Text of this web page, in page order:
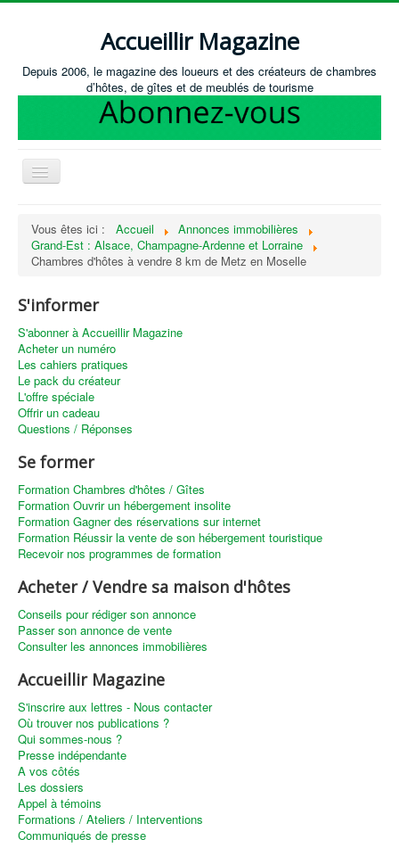
Accueillir Magazine
Depuis 2006, le magazine des loueurs et des créateurs de chambres
d’hôtes, de gîtes et de meublés de tourisme
Basculer
Créer / Ouvrir
S'équiper
Annonces immobilières
Recevoir les annonces immobilières / Nous contacter
Vous êtes ici : Accueil
Annonces immobilières
Grand-Est : Alsace, Champagne-Ardenne et Lorraine
Chambres d'hôtes à vendre 8 km de Metz en Moselle
S'informer
S'abonner à Accueillir Magazine
Acheter un numéro
Les cahiers pratiques
Le pack du créateur
L'offre spéciale
Offrir un cadeau
Questions / Réponses
Se former
Formation Chambres d'hôtes / Gîtes
Formation Ouvrir un hébergement insolite
Formation Gagner des réservations sur internet
Formation Réussir la vente de son hébergement touristique
Recevoir nos programmes de formation
Acheter / Vendre sa maison d'hôtes
Conseils pour rédiger son annonce
Passer son annonce de vente
Consulter les annonces immobilières
Accueillir Magazine
S'inscrire aux lettres - Nous contacter
Où trouver nos publications ?
Qui sommes-nous ?
Presse indépendante
A vos côtés
Les dossiers
Appel à témoins
Formations / Ateliers / Interventions
Communiqués de presse